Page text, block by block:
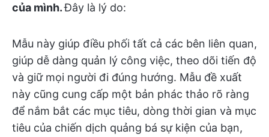
của mình.Đây là lý do:
Mẫu này giúp điều phối tất cả các bên liên quan,
giúp dễ dàng quản lý công việc, theo dõi tiến độ
và giữ mọi người đi đúng hướng. Mẫu đề xuất
này cũng cung cấp một bản phác thảo rõ ràng
để nắm bắt các mục tiêu, dòng thời gian và mục
tiêu của chiến dịch quảng bá sự kiện của bạn,